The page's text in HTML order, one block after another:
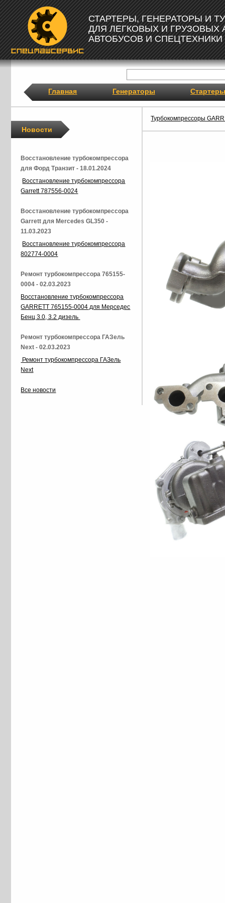
СТАРТЕРЫ, ГЕНЕРАТОРЫ И
ДЛЯ ЛЕГКОВЫХ И ГРУЗОВЫХ
АВТОБУСОВ И СПЕЦТЕХНИКИ
Главная Генераторы Стартеры
Турбокомпрессоры
Новости
Восстановление турбокомпрессора
для Форд Транзит - 18.01.2024
Восстановление турбокомпрессора
Garrett 787556-0024
Восстановление турбокомпрессора
Garrett для Mercedes GL350 -
11.03.2023
Восстановление турбокомпрессора
802774-0004
Ремонт турбокомпрессора 765155-
0004 - 02.03.2023
Восстановление турбокомпрессора
GARRETT 765155-0004 для Мерседес
Бенц 3.0, 3.2 дизель
Ремонт турбокомпрессора ГАЗель
Next - 02.03.2023
Ремонт турбокомпрессора ГАЗель
Next
Все новости